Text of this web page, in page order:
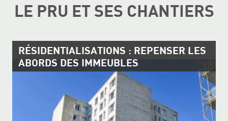
LE PRU ET SES CHANTIERS
RÉSIDENTIALISATIONS : REPENSER LES
ABORDS DES IMMEUBLES